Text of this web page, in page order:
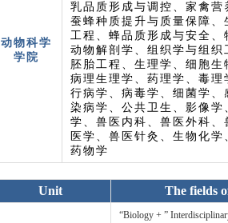
动物科学
学院
乳品质形成与调控、家禽营
蚕蜂种质提升与质量保障、
工程、蜂品质形成与安全、
动物解剖学、组织学与组织
胚胎工程、生理学、细胞生
病理生理学、药理学、毒理
行病学、病毒学、细菌学、
染病学、公共卫生、影像学
学、兽医内科、兽医外科、
医学、兽医针灸、生物化学
药物学
Unit The fields
“Biology + ”